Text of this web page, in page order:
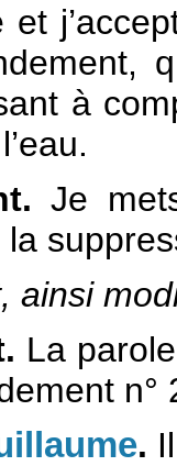
à
Je
ainsi
La
n°
.